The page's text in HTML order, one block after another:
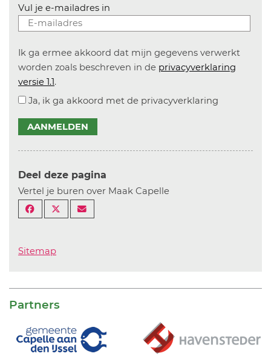
Vul je e-mailadres in
Ik ga ermee akkoord dat mijn gegevens verwerkt
worden zoals beschreven in de privacyverklaring
versie 1.1.
Ja, ik ga akkoord met de privacyverklaring
AANMELDEN
Deel deze pagina
Vertel je buren over Maak Capelle
Sitemap
Partners